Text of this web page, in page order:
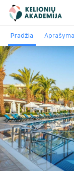
Paskutinė
minutė
Pradžia